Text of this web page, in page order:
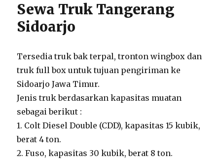
Sewa Truk Tangerang
Sidoarjo
Tersedia truk bak terpal, tronton wingbox dan
truk full box untuk tujuan pengiriman ke
Sidoarjo Jawa Timur.
Jenis truk berdasarkan kapasitas muatan
sebagai berikut :
1. Colt Diesel Double (CDD), kapasitas 15 kubik,
berat 4 ton.
2. Fuso, kapasitas 30 kubik, berat 8 ton.